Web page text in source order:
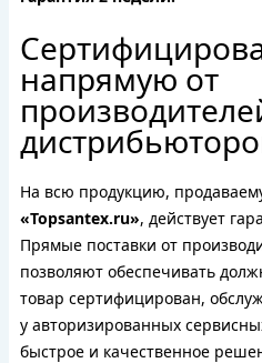
напрямую от
На всю продукцию,
«Topsantex.ru», действует
Прямые поставки от
позволяют обеспечивать
товар сертифицирован,
у авторизированных
быстрое и качественное